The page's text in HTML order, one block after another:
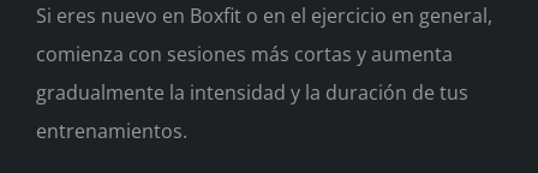
Si eres nuevo en Boxfit o en el ejercicio en general,
comienza con sesiones más cortas y aumenta
gradualmente la intensidad y la duración de tus
entrenamientos.